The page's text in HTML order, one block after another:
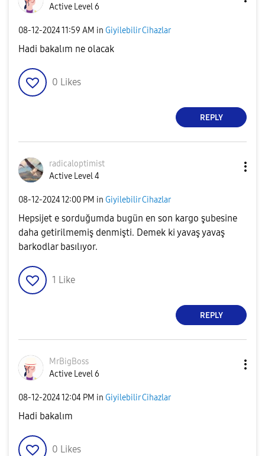
Active Level 6
‎08-12-202411:59 AM in Giyilebilir Cihazlar
Hadi bakalım ne olacak
0 Likes
REPLY
radicaloptimist
Active Level 4
‎08-12-202412:00 PM in Giyilebilir Cihazlar
Hepsijet e sorduğumda bugün en son kargo şubesine
daha getirilmemiş denmişti. Demek ki yavaş yavaş
barkodlar basılıyor.
1 Like
REPLY
MrBigBoss
Active Level 6
‎08-12-202412:04 PM in Giyilebilir Cihazlar
Hadi bakalım
0 Likes